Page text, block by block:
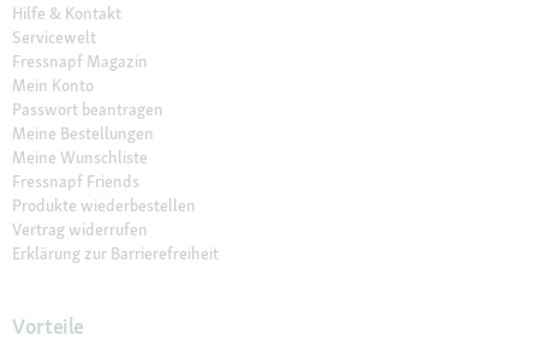
Hilfe & Kontakt
Servicewelt
Fressnapf Magazin
Mein Konto
Passwort beantragen
Meine Bestellungen
Meine Wunschliste
Fressnapf Friends
Produkte wiederbestellen
Vertrag widerrufen
Erklärung zur Barrierefreiheit
Vorteile